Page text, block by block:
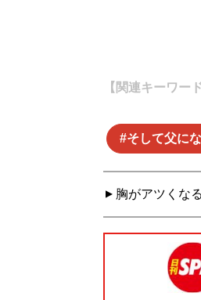
【関連キーワー
そして父に
胸がアツくな